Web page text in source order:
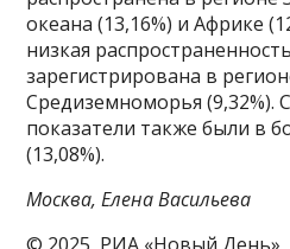
океана (13,16%) и Африке
низкая
зарегистрирована в
Средиземноморья (9,32%).
показатели также были в
(13,08%).
Москва, Елена Васильева
© 2025, РИА «Новый День»